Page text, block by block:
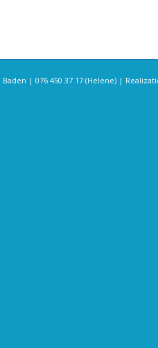
| 076 450 37 17 (Helene) |